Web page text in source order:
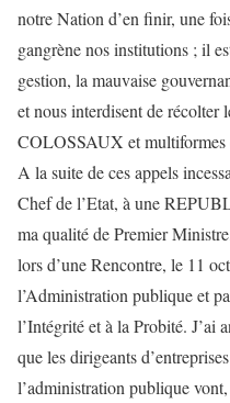
notre Nation d’en finir, une
gangrène nos institutions ; il
gestion, la mauvaise
et nous interdisent de récolter
COLOSSAUX et multiformes
A la suite de ces appels
Chef de l’Etat, à une
ma qualité de Premier
lors d’une Rencontre, le 11
l’Administration publique et
l’Intégrité et à la Probité. J’ai
que les dirigeants
l’administration publique